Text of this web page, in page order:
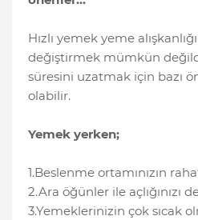
Hızlı yemek yeme
değiştirmek mümkün
süresini uzatmak için bazı
olabilir.
Yemek yerken;
1.Beslenme ortamınızın
2.Ara öğünler ile açlığınızı
3.Yemeklerinizin çok sıcak